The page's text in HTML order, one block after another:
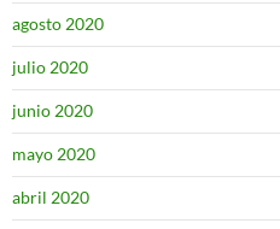
agosto 2020
julio 2020
junio 2020
mayo 2020
abril 2020